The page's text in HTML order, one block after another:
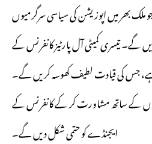
بھر میں اپوزیشن کی سیاسی سرگرمیوں
گے۔ تیسری کمیٹی آل پارٹیز کانفرنس کے
جس کی قیادت لطیف کھوسہ کریں گے۔
کے ساتھ مشاورت کر کے کانفرنس کے
ایجنڈے کو حتمی شکل دیں گے۔